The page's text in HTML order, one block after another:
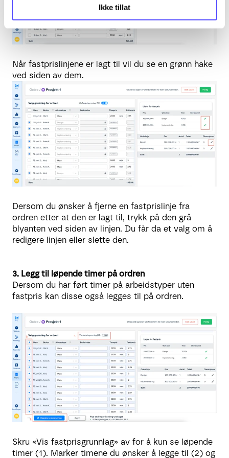
Ikke tillat
Når fastprislinjene er lagt til vil du se en grønn hake
ved siden av dem.
Dersom du ønsker å fjerne en fastprislinje fra
ordren etter at den er lagt til, trykk på den grå
blyanten ved siden av linjen. Du får da et valg om å
redigere linjen eller slette den.
3. Legg til løpende timer på ordren
Dersom du har ført timer på arbeidstyper uten
fastpris kan disse også legges til på ordren.
Skru «Vis fastprisgrunnlag» av for å kun se løpende
timer (1). Marker timene du ønsker å legge til (2) og